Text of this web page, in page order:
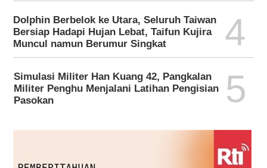
Dolphin Berbelok ke Utara, Seluruh Taiwan
Bersiap Hadapi Hujan Lebat, Taifun Kujira
Muncul namun Berumur Singkat
4
Simulasi Militer Han Kuang 42, Pangkalan
Militer Penghu Menjalani Latihan Pengisian
Pasokan
5